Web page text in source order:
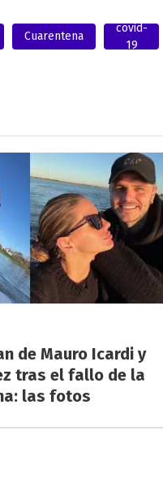
Cuarentena
covid-
19
de Mauro Icardi y
tras el fallo de la
las fotos